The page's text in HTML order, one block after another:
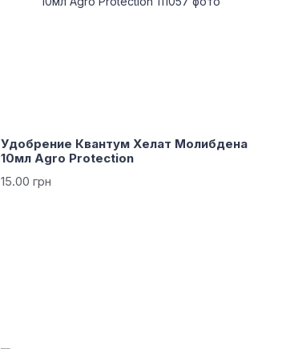
Удобрение Квантум Хелат Молибдена
10мл Agro Protection
15.00 грн